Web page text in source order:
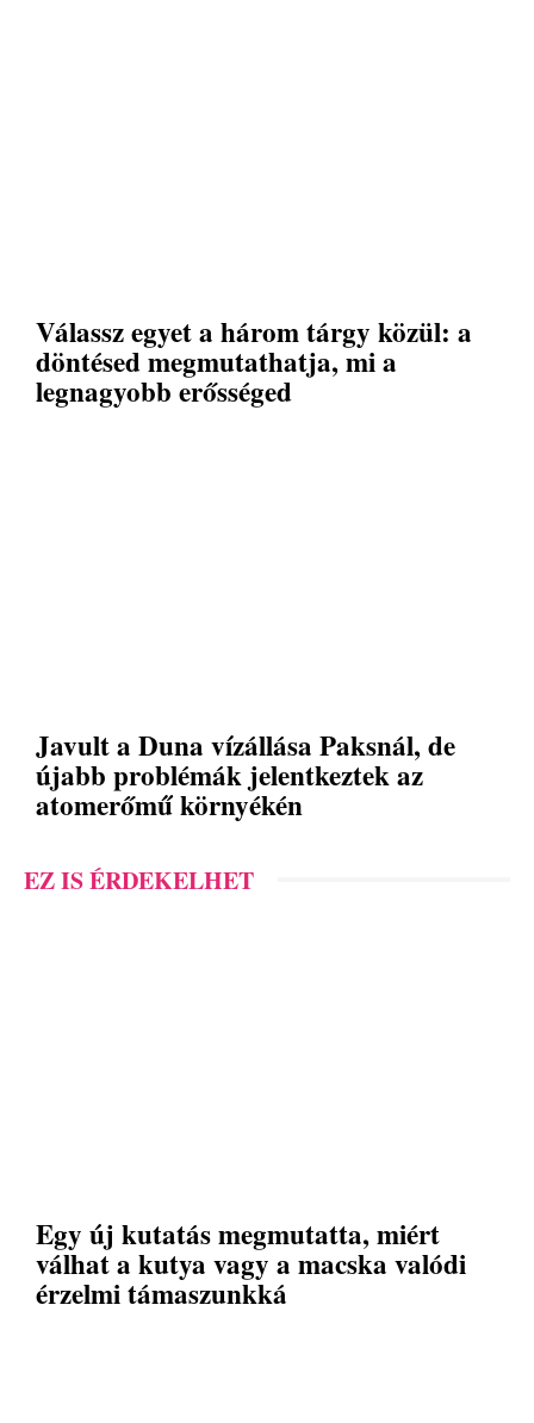
Válassz egyet a három tárgy közül: a
döntésed megmutathatja, mi a
legnagyobb erősséged
Javult a Duna vízállása Paksnál, de
újabb problémák jelentkeztek az
atomerőmű környékén
EZ IS ÉRDEKELHET
Egy új kutatás megmutatta, miért
válhat a kutya vagy a macska valódi
érzelmi támaszunkká